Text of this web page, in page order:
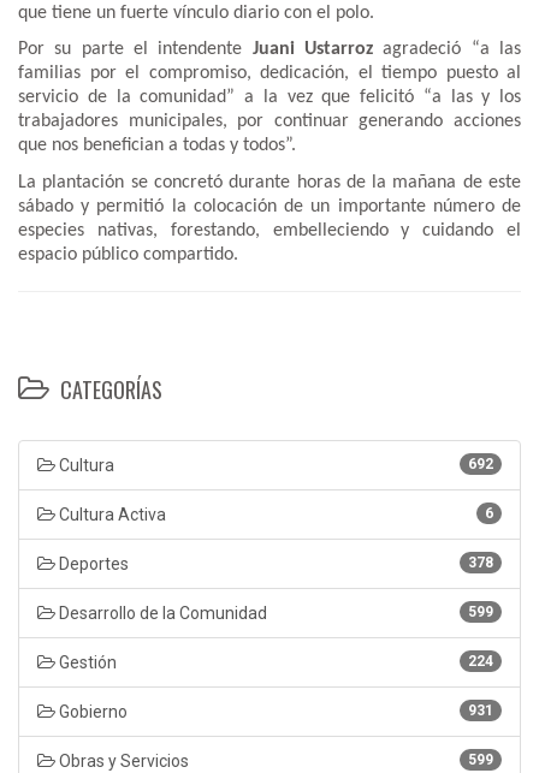
que tiene un fuerte vínculo diario con el polo.
Por su parte el intendente Juani Ustarrozagradeció “a las
familias por el compromiso, dedicación, el tiempo puesto al
servicio de la comunidad” a la vez que felicitó “a las y los
trabajadores municipales, por continuar generando acciones
que nos benefician a todas y todos”.
La plantación se concretó durante horas de la mañana de este
sábado y permitió la colocación de un importante número de
especies nativas, forestando, embelleciendo y cuidando el
espacio público compartido.
CATEGORÍAS
692
Cultura
6
Cultura Activa
378
Deportes
599
Desarrollo de la Comunidad
224
Gestión
931
Gobierno
599
Obras y Servicios